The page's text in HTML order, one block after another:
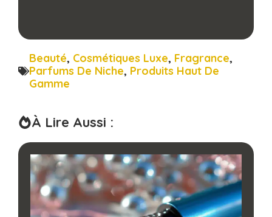
Beauté, Cosmétiques Luxe, Fragrance,
Parfums De Niche, Produits Haut De
Gamme
À Lire Aussi :